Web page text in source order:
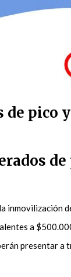
de pico
inmovilización
a
presentar a